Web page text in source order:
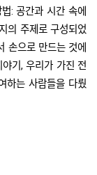
: 공간과 시간 속에
의 주제로 구성되었
손으로 만드는 것에
기, 우리가 가진 전
하는 사람들을 다뤘